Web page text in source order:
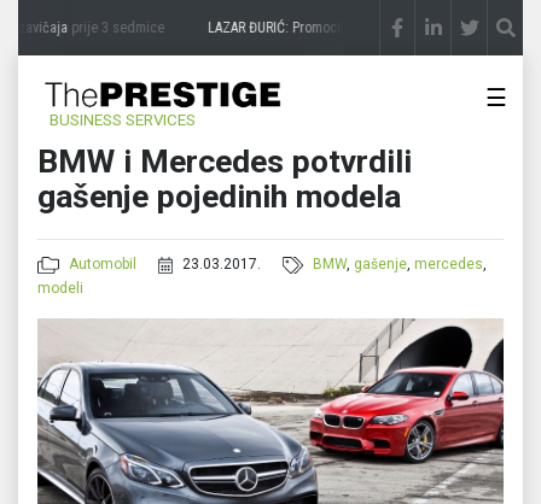
zavičajaprije 3 sedmice LAZAR ĐURIĆ: Promocija potencijal pretvara u destinaciju
BUSINESS SERVICES
☰
BMW i Mercedes potvrdili
gašenje pojedinih modela
Automobil 23.03.2017. BMW, gašenje,mercedes,
modeli